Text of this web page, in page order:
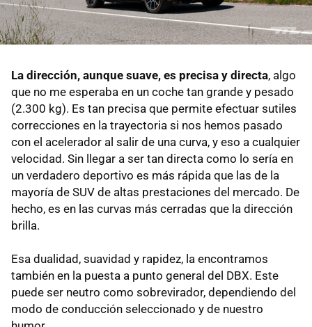
La dirección, aunque suave, es precisa y directa, algo
que no me esperaba en un coche tan grande y pesado
(2.300 kg). Es tan precisa que permite efectuar sutiles
correcciones en la trayectoria si nos hemos pasado
con el acelerador al salir de una curva, y eso a cualquier
velocidad. Sin llegar a ser tan directa como lo sería en
un verdadero deportivo es más rápida que las de la
mayoría de SUV de altas prestaciones del mercado. De
hecho, es en las curvas más cerradas que la dirección
brilla.
Esa dualidad, suavidad y rapidez, la encontramos
también en la puesta a punto general del DBX. Este
puede ser neutro como sobrevirador, dependiendo del
modo de conducción seleccionado y de nuestro